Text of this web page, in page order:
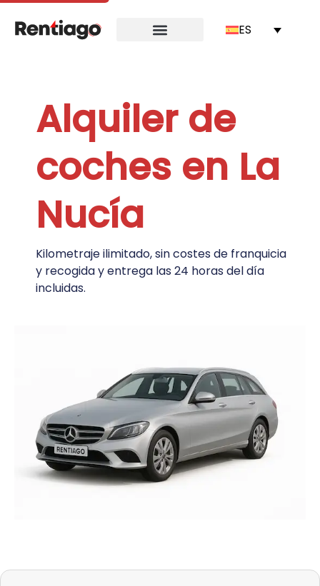
ES
Alquiler de
coches en La
Nucía
Kilometraje ilimitado, sin costes de franquicia
y recogida y entrega las 24 horas del día
incluidas.